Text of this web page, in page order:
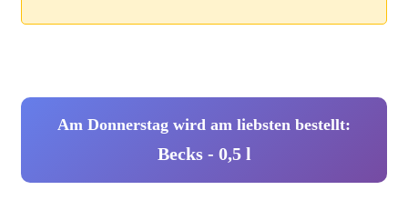
Am Donnerstag wird am liebsten bestellt:
Becks - 0,5 l